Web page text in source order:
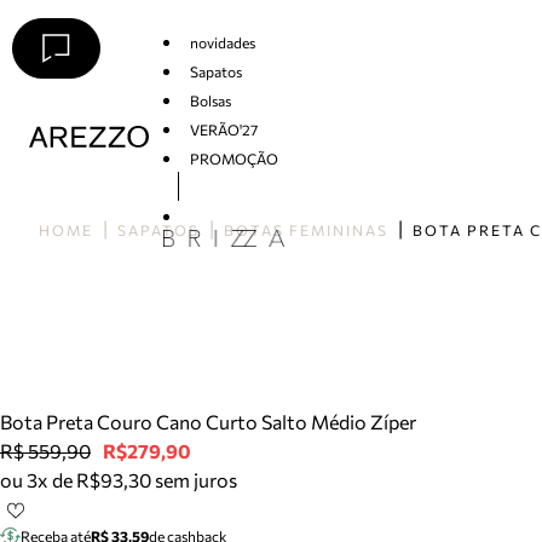
novidades
Sapatos
Bolsas
VERÃO'27
PROMOÇÃO
HOME SAPATOS BOTAS FEMININAS
Bota Preta Couro Cano Curto Salto Médio Zíper
R$ 559,90 R$279,90
ou 3x de R$93,30 sem juros
Receba atéR$ 33,59de cashback